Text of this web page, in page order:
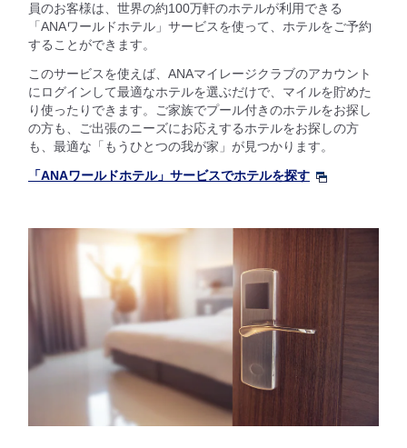
員のお客様は、世界の約100万軒のホテルが利用できる
「ANAワールドホテル」サービスを使って、ホテルをご予約
することができます。
このサービスを使えば、ANAマイレージクラブのアカウント
にログインして最適なホテルを選ぶだけで、マイルを貯めた
り使ったりできます。ご家族でプール付きのホテルをお探し
の方も、ご出張のニーズにお応えするホテルをお探しの方
も、最適な「もうひとつの我が家」が見つかります。
「ANAワールドホテル」サービスでホテルを探す